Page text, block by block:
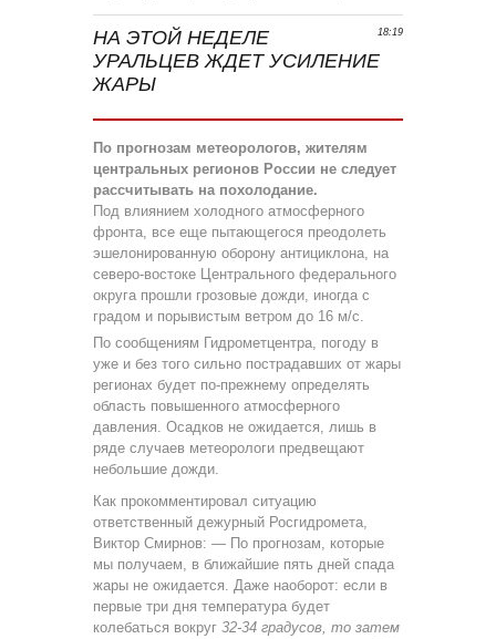
18:19
НА ЭТОЙ НЕДЕЛЕ
УРАЛЬЦЕВ ЖДЕТ УСИЛЕНИЕ
ЖАРЫ
По прогнозам метеорологов, жителям
центральных регионов России не следует
рассчитывать на похолодание.
Под влиянием холодного атмосферного
фронта, все еще пытающегося преодолеть
эшелонированную оборону антициклона, на
северо-востоке Центрального федерального
округа прошли грозовые дожди, иногда с
градом и порывистым ветром до 16 м/с.
По сообщениям Гидрометцентра, погоду в
уже и без того сильно пострадавших от жары
регионах будет по-прежнему определять
область повышенного атмосферного
давления. Осадков не ожидается, лишь в
ряде случаев метеорологи предвещают
небольшие дожди.
Как прокомментировал ситуацию
ответственный дежурный Росгидромета,
Виктор Смирнов: — По прогнозам, которые
мы получаем, в ближайшие пять дней спада
жары не ожидается. Даже наоборот: если в
первые три дня температура будет
колебаться вокруг 32-34 градусов, то затем